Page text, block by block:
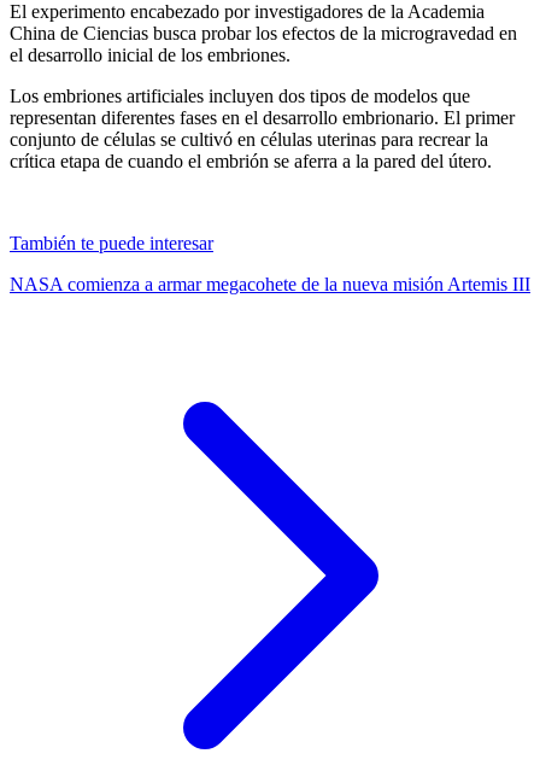
El experimento encabezado por investigadores de la Academia
China de Ciencias busca probar los efectos de la microgravedad en
el desarrollo inicial de los embriones.
Los embriones artificiales incluyen dos tipos de modelos que
representan diferentes fases en el desarrollo embrionario. El primer
conjunto de células se cultivó en células uterinas para recrear la
crítica etapa de cuando el embrión se aferra a la pared del útero.
También te puede interesar
NASA comienza a armar megacohete de la nueva misión Artemis III